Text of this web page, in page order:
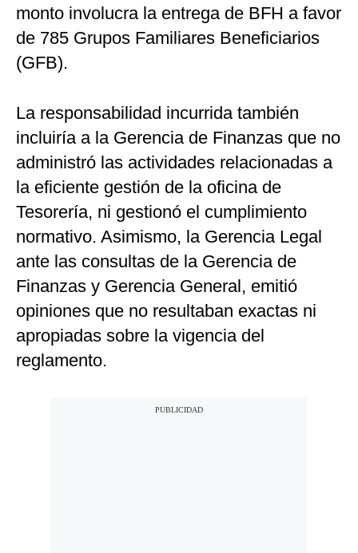
monto involucra la entrega de BFH a favor
de 785 Grupos Familiares Beneficiarios
(GFB).
La responsabilidad incurrida también
incluiría a la Gerencia de Finanzas que no
administró las actividades relacionadas a
la eficiente gestión de la oficina de
Tesorería, ni gestionó el cumplimiento
normativo. Asimismo, la Gerencia Legal
ante las consultas de la Gerencia de
Finanzas y Gerencia General, emitió
opiniones que no resultaban exactas ni
apropiadas sobre la vigencia del
reglamento.